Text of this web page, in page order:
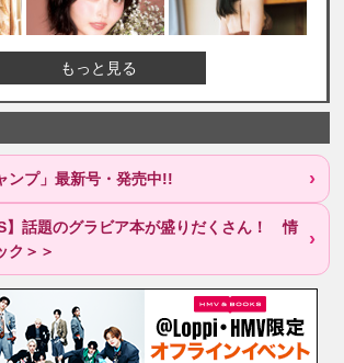
もっと見る
ンプ」最新号・発売中!!
】話題のグラビア本が盛りだくさん！ 情
ク＞＞